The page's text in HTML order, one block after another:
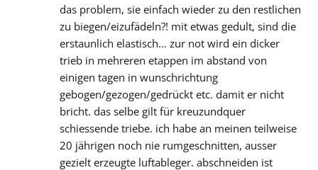
das problem, sie einfach wieder zu den restlichen
zu biegen/eizufädeln?! mit etwas gedult, sind die
erstaunlich elastisch… zur not wird ein dicker
trieb in mehreren etappen im abstand von
einigen tagen in wunschrichtung
gebogen/gezogen/gedrückt etc. damit er nicht
bricht. das selbe gilt für kreuzundquer
schiessende triebe. ich habe an meinen teilweise
20 jährigen noch nie rumgeschnitten, ausser
gezielt erzeugte luftableger. abschneiden ist